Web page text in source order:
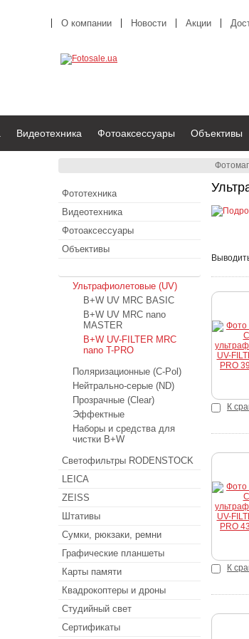
К
К
О компании Новости Акции
Видеотехника Фотоаксессуары Объективы
Фототехника
Видеотехника
Фотоаксессуары
Объективы
Ультрафиолетовые (UV)
B+W UV MRC BASIC
B+W UV MRC nano
MASTER
B+W UV-FILTER MRC
nano T-PRO
Поляризационные (C-Pol)
Нейтрально-серые (ND)
Прозрачные (Clear)
Эффектные
Наборы и средства для
чистки B+W
Светофильтры RODENSTOCK
LEICA
ZEISS
Штативы
Сумки, рюкзаки, ремни
Графические планшеты
Карты памяти
Квадрокоптеры и дроны
Студийный свет
Сертификаты